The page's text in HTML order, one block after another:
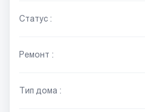
Статус :
Ремонт :
Тип дома :